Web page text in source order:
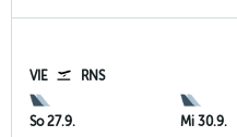
VIE RNS
So 27.9.
Mi 30.9.